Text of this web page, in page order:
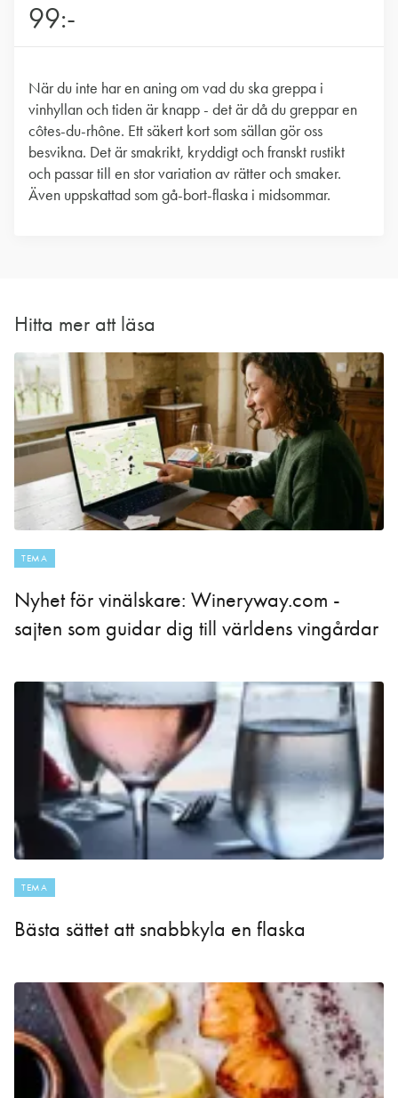
99:-
När du inte har en aning om vad du ska greppa i
vinhyllan och tiden är knapp - det är då du greppar en
côtes-du-rhône. Ett säkert kort som sällan gör oss
besvikna. Det är smakrikt, kryddigt och franskt rustikt
och passar till en stor variation av rätter och smaker.
Även uppskattad som gå-bort-flaska i midsommar.
Hitta mer att läsa
TEMA
Nyhet för vinälskare: Wineryway.com -
sajten som guidar dig till världens vingårdar
TEMA
Bästa sättet att snabbkyla en flaska